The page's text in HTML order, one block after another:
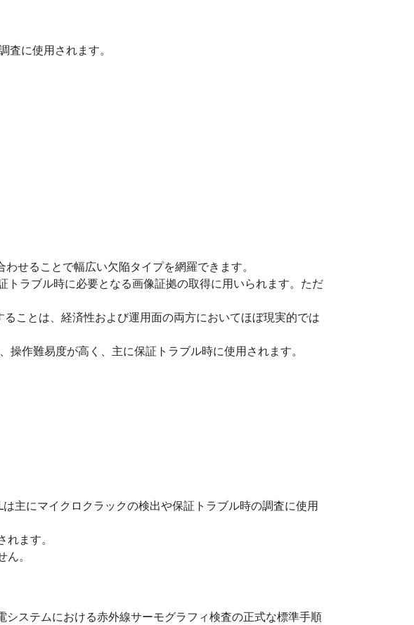
に使用されます。
せることで幅広い欠陥タイプを網羅できます。
ラブル時に必要となる画像証拠の取得に用いられます。ただ
ことは、経済性および運用面の両方においてほぼ現実的では
作難易度が高く、主に保証トラブル時に使用されます。
主にマイクロクラックの検出や保証トラブル時の調査に使用
ます。
。
ステムにおける赤外線サーモグラフィ検査の正式な標準手順